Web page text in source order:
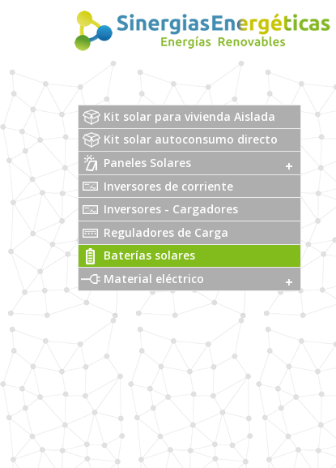
Kit solar para vivienda Aislada
Kit solar autoconsumo directo
Paneles Solares
Inversores de corriente
Inversores - Cargadores
Reguladores de Carga
Baterías solares
Material eléctrico